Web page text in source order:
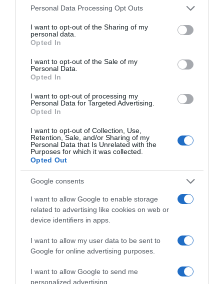
Please note that this website/app uses one or more Google
not limited to your visit or usage behaviour. You may click to
grant or deny consent to Google and its third-party tags to
use your data for below specified purposes in below Google
consent section.
Personal Data Processing Opt Outs
I want to opt-out of the Sharing of my
personal data.
Opted In
I want to opt-out of the Sale of my
Personal Data.
Opted In
I want to opt-out of processing my
Personal Data for Targeted Advertising.
Opted In
I want to opt-out of Collection, Use,
Retention, Sale, and/or Sharing of my
Personal Data that Is Unrelated with the
Purposes for which it was collected.
Opted Out
Google consents
I want to allow Google to enable storage
related to advertising like cookies on web or
device identifiers in apps.
I want to allow my user data to be sent to
Google for online advertising purposes.
I want to allow Google to send me
personalized advertising.
keverékbe 5-10 csepp tiszta citrom-, narancs- vagy teafa-
illóolajat. Ez a kis plusz nemcsak isteni, friss és üde
citrusillatba öltözteti az egész konyhádat, hanem a
gyümölcssavaknak köszönhetően még tovább növeli a
keverék zsíroldó és baktériumölő hatékonyságát.
A konyhai zsírtalanításról
Ha a konyhaszekrények legfelső, plafon felőli tetejére
sima sütőpapírt vagy újságpapírt terítesz, akkor a
felszálló zsíros por közvetlenül erre fog lerakódni, így a
következő nagytakarításnál elég csak lecserélned a
Ha magasfényű vagy valódi fából készült, lakkozatlan
szekrényfrontjaid vannak, az ecet savassága hosszú
távon bemattíthatja a felületet, ezért ezeknél az
anyagoknál érdemesebb a kíméletesebb,
szódabikarbónából és meleg vízből gyúrt pasztát
Megosztás: Facebook
Címkék: tipp,konyha,szer,zsírolvasztás
Korábbi bejegyzések Következő bejegyzés